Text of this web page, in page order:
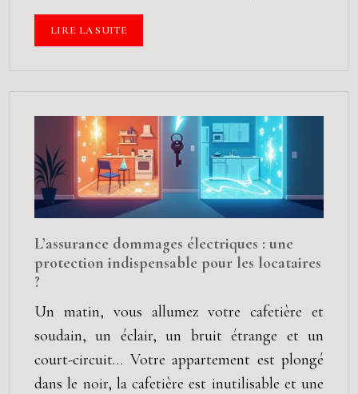
LIRE LA SUITE
L’assurance dommages électriques : une
protection indispensable pour les locataires
?
Un matin, vous allumez votre cafetière et
soudain, un éclair, un bruit étrange et un
court-circuit… Votre appartement est plongé
dans le noir, la cafetière est inutilisable et une